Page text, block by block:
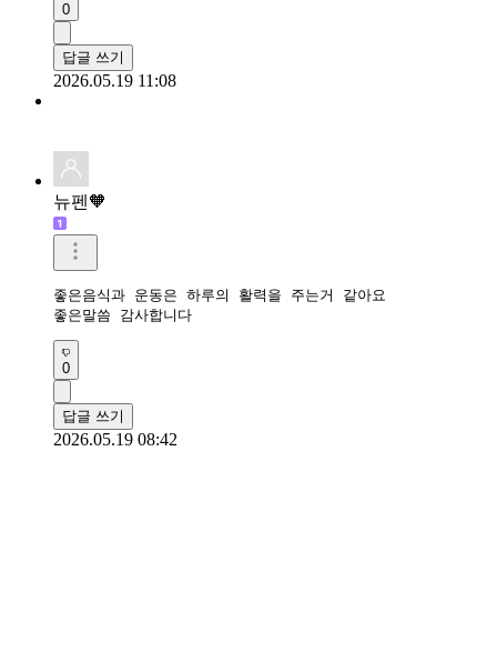
0
답글 쓰기
2026.05.19 11:08
뉴펜🧡
좋은음식과 운동은 하루의 활력을 주는거 같아요
좋은말씀 감사합니다
0
답글 쓰기
2026.05.19 08:42